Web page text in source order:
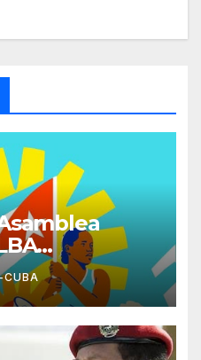
cita en La
la
CUBA